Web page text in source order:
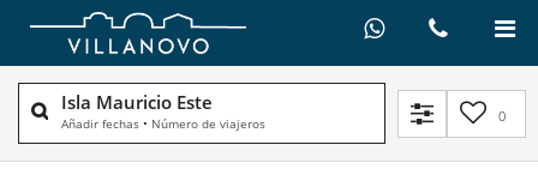
Isla Mauricio Este
Añadir fechas • Número de viajeros 0